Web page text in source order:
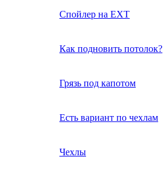
Спойлер на EXT
Как подновить потолок?
Грязь под капотом
Есть вариант по чехлам
Чехлы